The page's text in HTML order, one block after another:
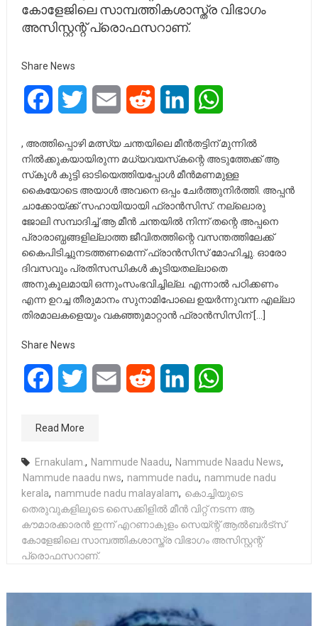
കോളേജിലെ സാമ്പത്തികശാസ്ത്ര വിഭാഗം
അസിസ്റ്റന്റ് പ്രൊഫസറാണ്.
Share News
FacebookTwitter Email Reddit LinkedIn
, അത്തിപ്പൊഴി മത്സ്യ ചന്തയിലെ മീന്‍തട്ടിന് മുന്നില്‍
നില്‍ക്കുകയായിരുന്ന മധ്യവയസ്‌കന്റെ അടുത്തേക്ക് ആ
സ്‌കൂള്‍ കുട്ടി ഓടിയെത്തിയപ്പോള്‍ മീന്‍മണമുള്ള
കൈയോടെ അയാള്‍ അവനെ ഒപ്പം ചേര്‍ത്തുനിര്‍ത്തി. അപ്പന്‍
ചാക്കോയ്ക്ക് സഹായിയായി ഫ്രാന്‍സിസ്. നല്ലൊരു
ജോലി സമ്പാദിച്ച് ആ മീന്‍ ചന്തയില്‍ നിന്ന് തന്റെ അപ്പനെ
പ്രാരാബ്ധങ്ങളില്ലാത്ത ജീവിതത്തിന്റെ വസന്തത്തിലേക്ക്
കൈപിടിച്ചുനടത്തണമെന്ന് ഫ്രാന്‍സിസ് മോഹിച്ചു. ഓരോ
ദിവസവും പ്രതിസന്ധികള്‍ കൂടിയതല്ലാതെ
അനുകൂലമായി ഒന്നുംസംഭവിച്ചില്ല. എന്നാല്‍ പഠിക്കണം
എന്ന ഉറച്ച തീരുമാനം സുനാമിപോലെ ഉയര്‍ന്നുവന്ന എല്ലാ
തിരമാലകളെയും വകഞ്ഞുമാറ്റാന്‍ ഫ്രാന്‍സിസിന് […]
Share News
FacebookTwitter Email Reddit LinkedIn
Read More
Ernakulam., Nammude Naadu, Nammude Naadu News,
Nammude naadu nws, nammude nadu, nammude nadu
kerala, nammude nadu malayalam, കൊച്ചിയുടെ
തെരുവുകളിലൂടെ സൈക്കിളില്‍ മീന്‍ വിറ്റ് നടന്ന ആ
കൗമാരക്കാരന്‍ ഇന്ന് എറണാകുളം സെയ്ന്റ് ആല്‍ബര്‍ട്‌സ്
കോളേജിലെ സാമ്പത്തികശാസ്ത്ര വിഭാഗം അസിസ്റ്റന്റ്
പ്രൊഫസറാണ്.